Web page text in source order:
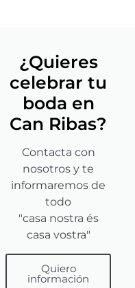
¿Quieres
celebrar tu
boda en
Can Ribas?
Contacta con
nosotros y te
informaremos de
todo
"casa nostra és
casa vostra"
Quiero
información